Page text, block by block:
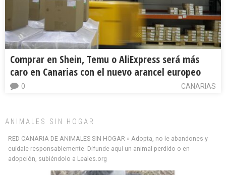
Comprar en Shein, Temu o AliExpress será más
caro en Canarias con el nuevo arancel europeo
CANARIAS
0
ANIMALES SIN HOGAR
RED CANARIA DE ANIMALES SIN HOGAR » Adopta, no le abandones y
cuídale responsablemente. Difunde aquí un animal perdido o en
adopción, subiéndolo a Leales.org
Minni desaparecido
» Míralo en todos los navegadores y en Google Play con Leales.org o en todas las
redes sociales c...
Leales.org » Gran Canaria | 9.7.2025